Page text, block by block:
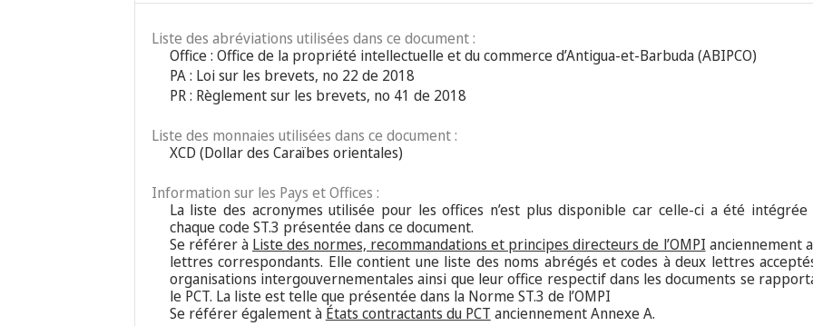
Liste des abréviations utilisées dans ce document :
Office : Office de la propriété intellectuelle et du commerce d’Antigua-et-Barbuda (ABIPCO)
PA : Loi sur les brevets, no 22 de 2018
PR : Règlement sur les brevets, no 41 de 2018
Liste des monnaies utilisées dans ce document :
XCD (Dollar des Caraïbes orientales)
Information sur les Pays et Offices :
La liste des acronymes utilisée pour les offices n’est plus disponible car celle-ci a été
chaque code ST.3 présentée dans ce document.
Se référer à Liste des normes, recommandations et principes directeurs de l’OMPI anciennement
lettres correspondants. Elle contient une liste des noms abrégés et codes à deux lettres
organisations intergouvernementales ainsi que leur office respectif dans les documents se
le PCT. La liste est telle que présentée dans la Norme ST.3 de l’OMPI
Se référer également à États contractants du PCT anciennement Annexe A.